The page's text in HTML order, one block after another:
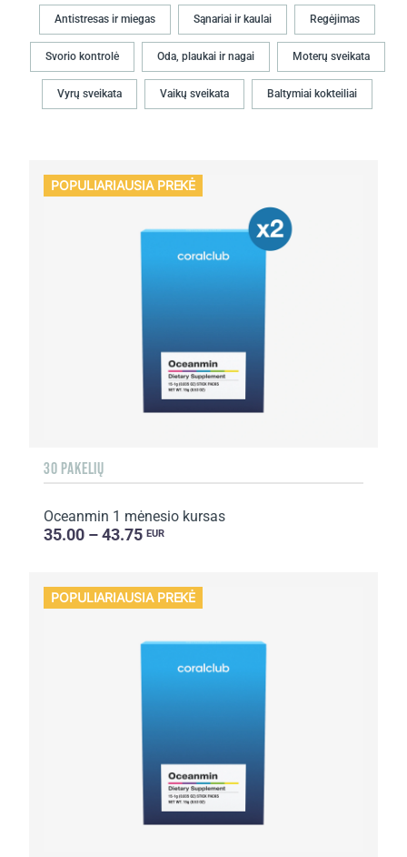
Antistresas ir miegas Sąnariai ir kaulai Regėjimas
Svorio kontrolė Oda, plaukai ir nagai Moterų sveikata
Vyrų sveikata Vaikų sveikata Baltymiai kokteiliai
POPULIARIAUSIA PREKĖ
30 PAKELIŲ
Oceanmin 1 mėnesio kursas
35.00 – 43.75 EUR
POPULIARIAUSIA PREKĖ